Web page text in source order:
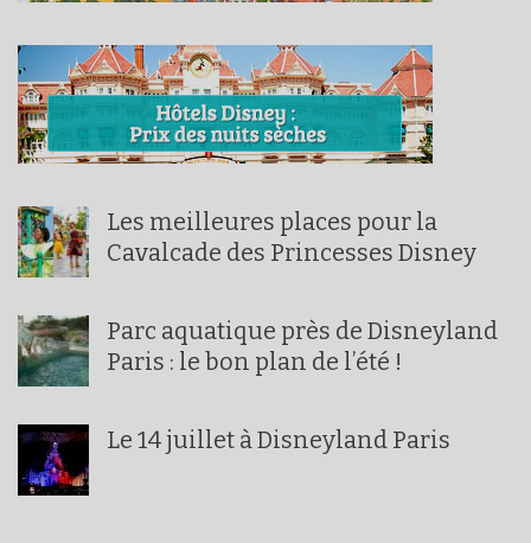
Les meilleures places pour la
Cavalcade des Princesses Disney
Parc aquatique près de Disneyland
Paris : le bon plan de l’été !
Le 14 juillet à Disneyland Paris